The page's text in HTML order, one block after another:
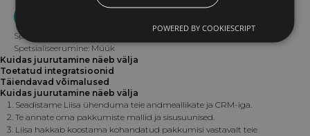
Spetsialiseerumine: Klienditeenindus
Spetsialiseerumine: Müük
Kuidas juurutamine näeb välja
Toetatud integratsioonid
Täiendavad võimalused
Kuidas juurutamine näeb välja
Seadistame Liisa ühenduma teie andmeallikate ja CRM-iga.
Te annate oma pakkumiste mallid ja sisusuunised.
Liisa hakkab koostama kohandatud pakkumisi vastavalt teie
POWERED BY COOKIESCRIPT